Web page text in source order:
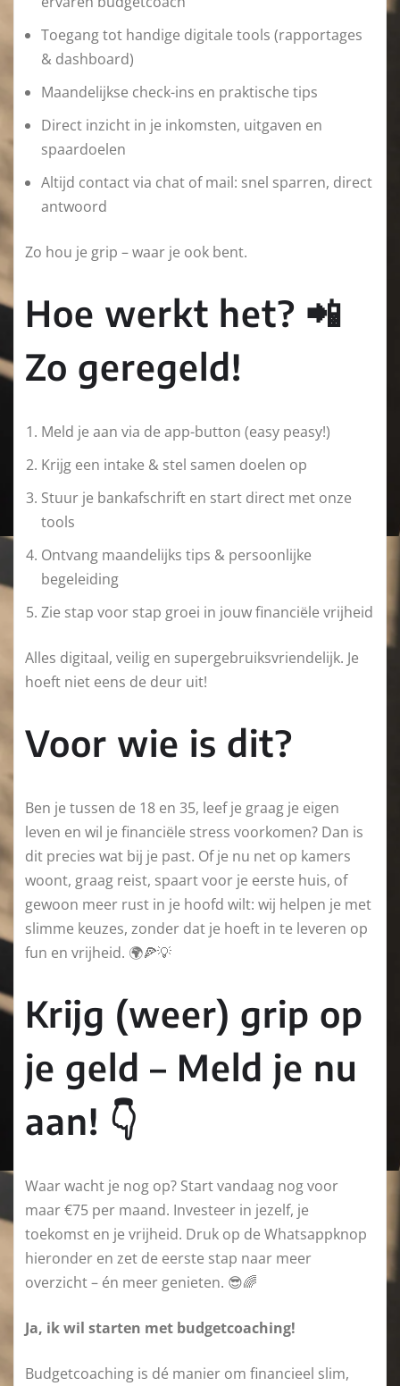
Toegang tot handige digitale tools (rapportages
& dashboard)
Maandelijkse check-ins en praktische tips
Direct inzicht in je inkomsten, uitgaven en
spaardoelen
Altijd contact via chat of mail: snel sparren, direct
antwoord
Zo hou je grip – waar je ook bent.
Hoe werkt het? 📲
Zo geregeld!
Meld je aan via de app-button (easy peasy!)
Krijg een intake & stel samen doelen op
Stuur je bankafschrift en start direct met onze
tools
Ontvang maandelijks tips & persoonlijke
begeleiding
Zie stap voor stap groei in jouw financiële vrijheid
Alles digitaal, veilig en supergebruiksvriendelijk. Je
hoeft niet eens de deur uit!
Voor wie is dit?
Ben je tussen de 18 en 35, leef je graag je eigen
leven en wil je financiële stress voorkomen? Dan is
dit precies wat bij je past. Of je nu net op kamers
woont, graag reist, spaart voor je eerste huis, of
gewoon meer rust in je hoofd wilt: wij helpen je met
slimme keuzes, zonder dat je hoeft in te leveren op
fun en vrijheid. 🌍🍕💡
Krijg (weer) grip op
je geld – Meld je nu
aan! 👇
Waar wacht je nog op? Start vandaag nog voor
maar €75 per maand. Investeer in jezelf, je
toekomst en je vrijheid. Druk op de Whatsappknop
hieronder en zet de eerste stap naar meer
overzicht – én meer genieten. 😎🌈
Ja, ik wil starten met budgetcoaching!
Budgetcoaching is dé manier om financieel slim,